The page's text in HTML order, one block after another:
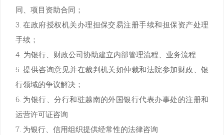
同、项目资助合同；
3. 在政府授权机关办理担保交易注册手续和担保资产处理
手续；
4. 为银行、财政公司协助建立内部管理流程、业务流程
5. 提供咨询意见并在裁判机关如仲裁和法院参加财政、银
行领域的争议解决；
6. 为银行、分行和驻越南的外国银行代表办事处的注册和
运营许可证咨询
7. 为银行、信用组织提供经常性的法律咨询